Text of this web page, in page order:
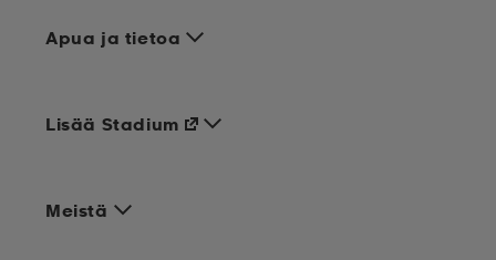
Apua ja tietoa
Meistä
Lisää Stadium